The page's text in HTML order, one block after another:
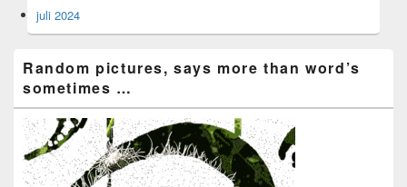
juli 2024
Random pictures, says more than word’s
sometimes …